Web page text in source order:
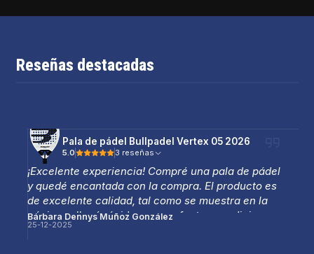
Reseñas destacadas
Pala de pádel Bullpadel Vertex 05 2026
5.0 3 reseñas
¡Excelente experiencia! Compré una pala de pádel
y quedé encantada con la compra. El producto es
de excelente calidad, tal como se muestra en la
página, y llegó rápido y en perfectas condiciones.
La atención fue muy amable y profesional, lo que
Bárbara Dennys Muñoz González
25-12-2025